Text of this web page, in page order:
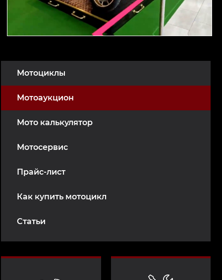
Мотоциклы
Мотоаукцион
Мото калькулятор
Мотосервис
Прайс-лист
Как купить мотоцикл
Статьи